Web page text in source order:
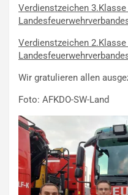
Verdienstzeichen
Verdienstzeichen
Wir gratulieren allen
Foto: AFKDO-SW-Land